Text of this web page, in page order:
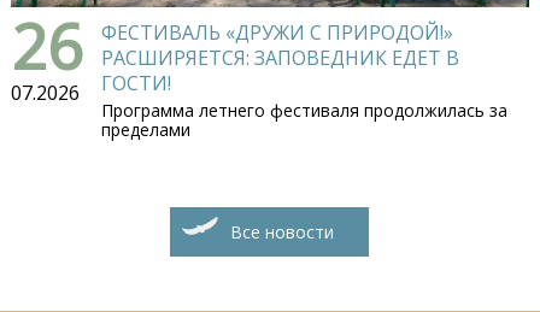
26
07.2026
ФЕСТИВАЛЬ «ДРУЖИ С ПРИРОДОЙ!»
РАСШИРЯЕТСЯ: ЗАПОВЕДНИК ЕДЕТ В
ГОСТИ!
Программа летнего фестиваля продолжилась за
пределами
Все новости